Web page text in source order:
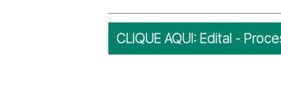
CLIQUE AQUI: Edital -